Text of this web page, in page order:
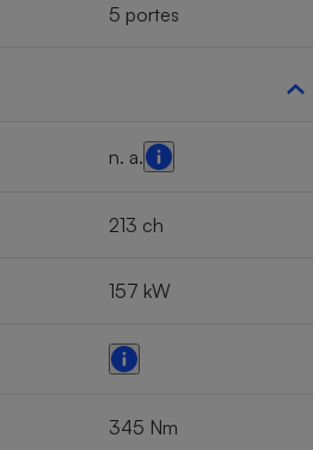
5 portes
n. a.
213 ch
157 kW
345 Nm